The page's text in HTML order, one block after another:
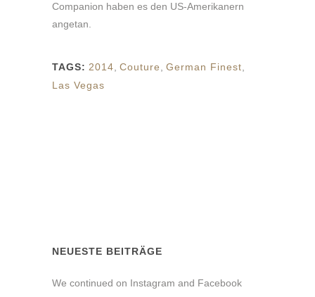
Companion haben es den US-Amerikanern
angetan.
TAGS: 2014 Couture German Finest
Las Vegas
NEUESTE BEITRÄGE
We continued on Instagram and Facebook